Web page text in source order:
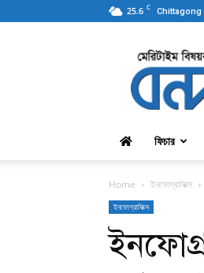
25.6 C Chittagong
ফিচার
Home ইনফোগ্রাফিক্স
ইনফোগ্রাফিক্স